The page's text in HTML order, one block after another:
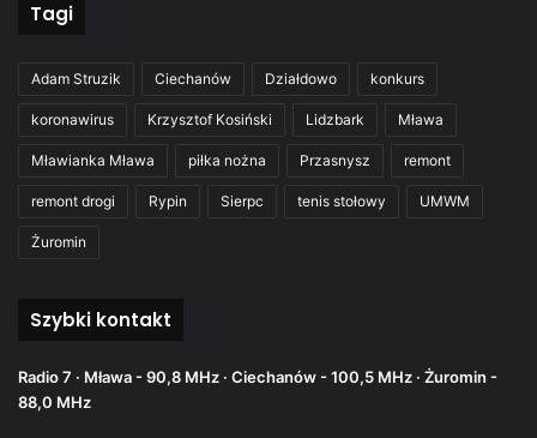
Tagi
Adam Struzik Ciechanów Działdowo konkurs
koronawirus Krzysztof Kosiński Lidzbark Mława
Mławianka Mława piłka nożna Przasnysz remont
remont drogi Rypin Sierpc tenis stołowy UMWM
Żuromin
Szybki kontakt
Radio 7 · Mława - 90,8 MHz · Ciechanów - 100,5 MHz · Żuromin -
88,0 MHz